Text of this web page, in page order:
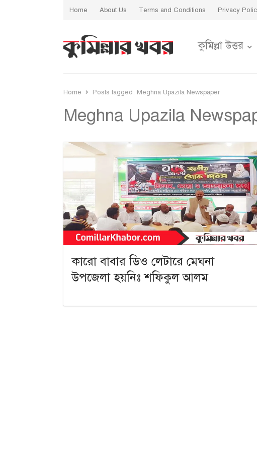
Home About Us Terms and Conditions Privacy
কুমিল্লা উত্তর
Home Posts tagged: Meghna Upazila Newspaper
Meghna Upazila
কারো বাবার ডিও লেটারে মেঘনা
উপজেলা হয়নিঃ শফিকুল আলম